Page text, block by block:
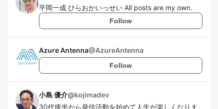
平岡一成 ひらおかいっせい All posts are my own.
Follow
Azure Antenna@AzureAntenna
Follow
小島 優介@kojimadev
30代後半から発信活動を始めて人生が楽しくなりま